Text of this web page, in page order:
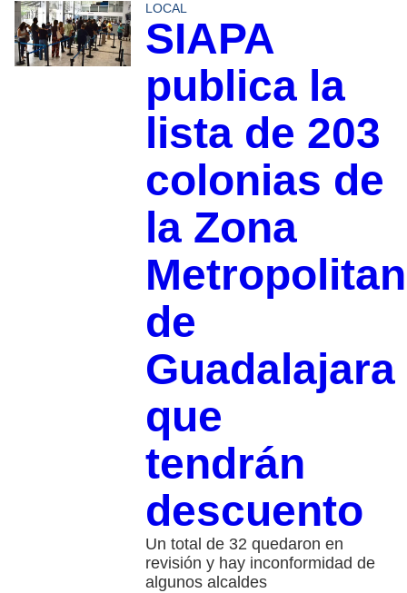
LOCAL
SIAPA
publica la
lista de 203
colonias de
la Zona
de
Guadalajara
que
tendrán
descuento
Un total de 32 quedaron en
revisión y hay inconformidad de
algunos alcaldes